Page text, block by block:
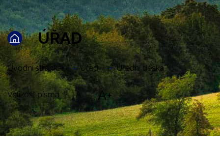
ÚŘAD
Úvodní stránka Úřad Úřední deska
Velikost písma: A A+